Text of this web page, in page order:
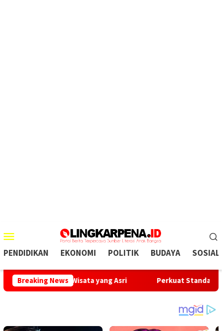
Mobile
PENDIDIKAN EKONOMI POLITIK BUDAYA SOSIAL
Breaking News
Wisata yang Asri Perkuat Standar